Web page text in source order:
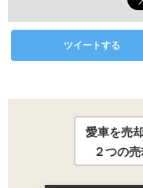
ツイートする
愛車を売
２つの